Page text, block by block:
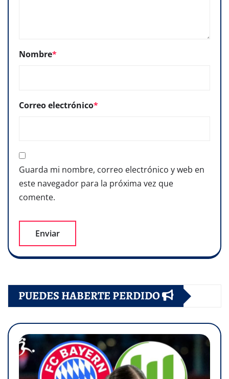
Nombre*
Correo electrónico*
Guarda mi nombre, correo electrónico y web en
este navegador para la próxima vez que
comente.
PUEDES HABERTE PERDIDO